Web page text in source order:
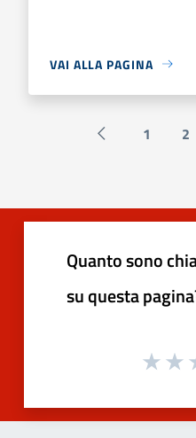
VAI ALLA PAGINA
Pagina 1 2
Quanto sono
su questa